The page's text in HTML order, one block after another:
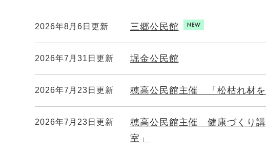
2026年8月6日更新 三郷公民館
2026年7月31日更新 堀金公民館
2026年7月23日更新 穂高公民館主催 「松枯れ材を
2026年7月23日更新
穂高公民館主催 健康づくり
室」